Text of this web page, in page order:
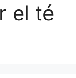
el té